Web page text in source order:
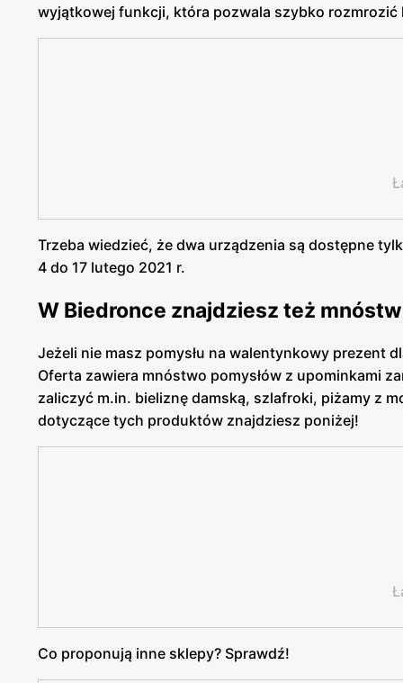
wyjątkowej funkcji, która pozwala szybko
Trzeba wiedzieć, że dwa urządzenia są dostępne
4 do 17 lutego 2021 r.
W Biedronce znajdziesz też
Jeżeli nie masz pomysłu na walentynkowy prezent
Oferta zawiera mnóstwo pomysłów z upominkami
zaliczyć m.in. bieliznę damską, szlafroki, piżamy z
dotyczące tych produktów znajdziesz poniżej!
Co proponują inne sklepy? Sprawdź!